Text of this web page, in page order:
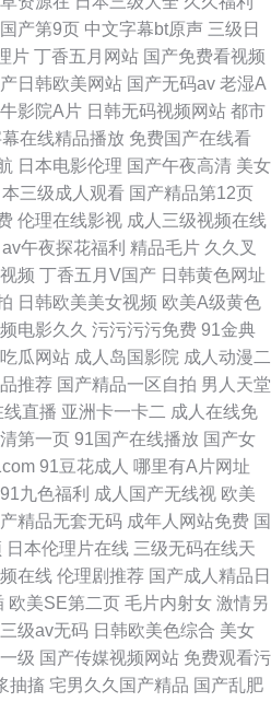
国产第9页 中文字幕bt原声 三级日
片 丁香五月网站 国产免费看视频
日韩欧美网站 国产无码av 老湿A
影院A片 日韩无码视频网站 都市
在线精品播放 免费国产在线看
日本电影伦理 国产午夜高清 美女
本三级成人观看 国产精品第12页
伦理在线影视 成人三级视频在线
av午夜探花福利 精品毛片 久久叉
频 丁香五月V国产 日韩黄色网址
日韩欧美美女视频 欧美A级黄色
电影久久 污污污污免费 91金典
瓜网站 成人岛国影院 成人动漫二
推荐 国产精品一区自拍 男人天堂
线直播 亚洲卡一卡二 成人在线免
第一页 91国产在线播放 国产女
91豆花成人 哪里有A片网址
91九色福利 成人国产无线视 欧美
精品无套无码 成年人网站免费 国
日本伦理片在线 三级无码在线天
在线 伦理剧推荐 国产成人精品日
欧美SE第二页 毛片内射女 激情另
级av无码 日韩欧美色综合 美女
级 国产传媒视频网站 免费观看污
抽搐 宅男久久国产精品 国产乱肥